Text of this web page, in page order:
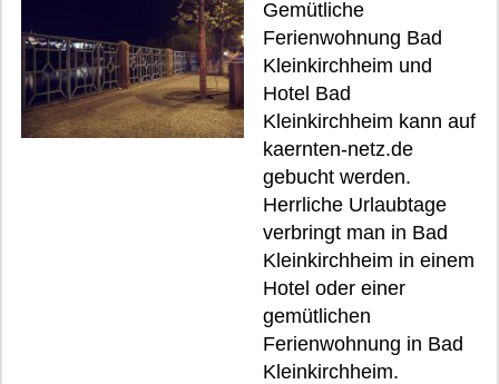
Gemütliche
Ferienwohnung Bad
Kleinkirchheim und
Hotel Bad
Kleinkirchheim kann auf
kaernten-netz.de
gebucht werden.
Herrliche Urlaubtage
verbringt man in Bad
Kleinkirchheim in einem
Hotel oder einer
gemütlichen
Ferienwohnung in Bad
Kleinkirchheim.